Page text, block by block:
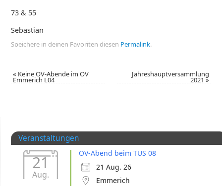
73 & 55
Sebastian
Speichere in deinen Favoriten diesen Permalink.
« Keine OV-Abende im OV
Emmerich L04
Jahreshauptversammlung
2021»
Veranstaltungen
21
Aug.
OV-Abend beim TUS 08
21 Aug. 26
Emmerich